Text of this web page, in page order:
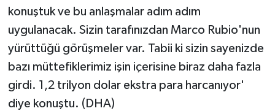
konuştuk ve bu anlaşmalar adım adım
uygulanacak. Sizin tarafınızdan Marco Rubio'nun
yürüttüğü görüşmeler var. Tabii ki sizin sayenizde
bazı müttefiklerimiz işin içerisine biraz daha fazla
girdi. 1,2 trilyon dolar ekstra para harcanıyor'
diye konuştu. (DHA)